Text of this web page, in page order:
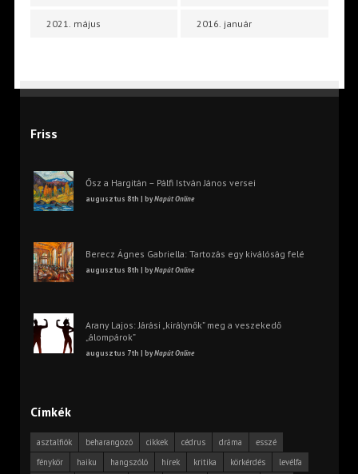
2021. május 2016. január
Friss
Ősz a Hargitán – Pálfi István János versei
augusztus 8th | byNapút Online
Berecz Ágnes Gabriella: Tartozás egy kiválóság felé
augusztus 8th | byNapút Online
Arany Lajos: Járási „királynők” meg a veszekedő
„álompárok”
augusztus 7th | byNapút Online
Címkék
asztalfiók beharangozó cikkek cédrus dráma
esszé
fénykör
haiku hangszóló hírek kritika körkérdés
levélfa